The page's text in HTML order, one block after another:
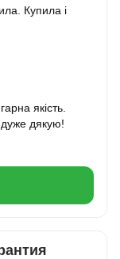
Купила і
якість.
дякую!